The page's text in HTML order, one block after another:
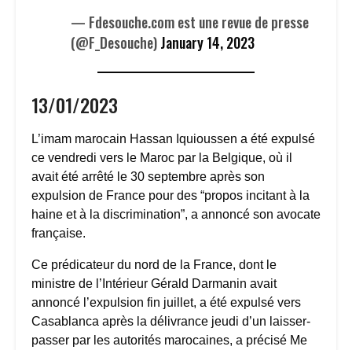
— Fdesouche.com est une revue de presse
(@F_Desouche)January 14, 2023
13/01/2023
L’imam marocain Hassan Iquioussen a été expulsé
ce vendredi vers le Maroc par la Belgique, où il
avait été arrêté le 30 septembre après son
expulsion de France pour des “propos incitant à la
haine et à la discrimination”, a annoncé son avocate
française.
Ce prédicateur du nord de la France, dont le
ministre de l’Intérieur Gérald Darmanin avait
annoncé l’expulsion fin juillet, a été expulsé vers
Casablanca après la délivrance jeudi d’un laisser-
passer par les autorités marocaines, a précisé Me